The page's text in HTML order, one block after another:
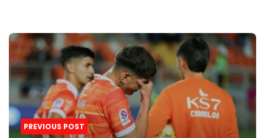
Post
navigation
PREVIOUS POST